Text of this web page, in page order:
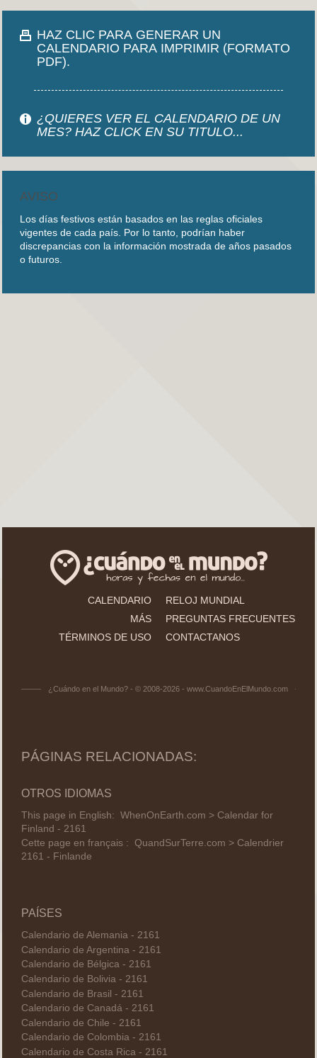
HAZ CLIC PARA GENERAR UN
CALENDARIO PARA IMPRIMIR (FORMATO
PDF).
¿QUIERES VER EL CALENDARIO DE UN
MES? HAZ CLICK EN SU TITULO...
AVISO
Los días festivos están basados en las reglas oficiales
vigentes de cada país. Por lo tanto, podrían haber
discrepancias con la información mostrada de años pasados
o futuros.
CALENDARIO
RELOJ MUNDIAL
MÁS
PREGUNTAS FRECUENTES
TÉRMINOS DE USO
CONTACTANOS
¿Cuándo en el Mundo? - © 2008-2026 - www.CuandoEnElMundo.com
PÁGINAS RELACIONADAS:
OTROS IDIOMAS
This page in English: WhenOnEarth.com > Calendar for
Finland - 2161
Cette page en français : QuandSurTerre.com > Calendrier
2161 - Finlande
PAÍSES
Calendario de Alemania - 2161
Calendario de Argentina - 2161
Calendario de Bélgica - 2161
Calendario de Bolivia - 2161
Calendario de Brasil - 2161
Calendario de Canadá - 2161
Calendario de Chile - 2161
Calendario de Colombia - 2161
Calendario de Costa Rica - 2161